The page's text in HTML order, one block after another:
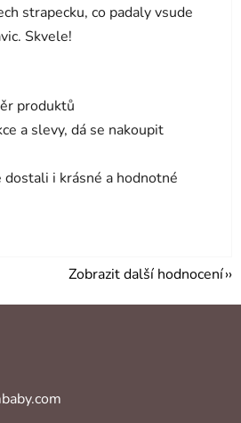
strapecku, co padaly vsude
Skvele!
5 z 5 hvězdiček.
produktů
a slevy, dá se nakoupit
dostali i krásné a hodnotné
Zobrazit další hodnocení